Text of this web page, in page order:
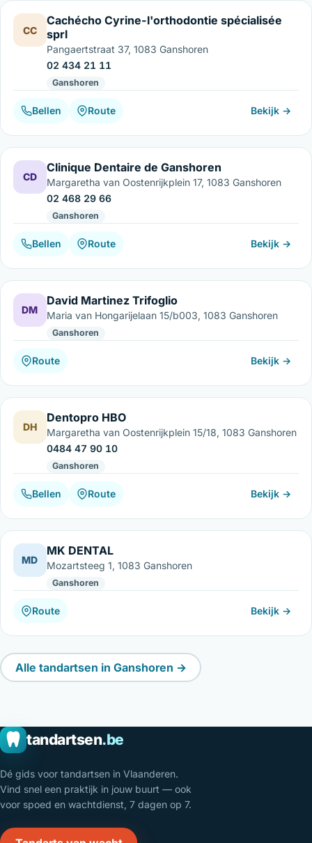
CC
Cachécho Cyrine-l'orthodontie spécialisée
sprl
Pangaertstraat 37, 1083 Ganshoren
02 434 21 11
Ganshoren
Bellen Route Bekijk →
CD
Clinique Dentaire de Ganshoren
Margaretha van Oostenrijkplein 17, 1083 Ganshoren
02 468 29 66
Ganshoren
Bellen Route Bekijk →
DM
David Martinez Trifoglio
Maria van Hongarijelaan 15/b003, 1083 Ganshoren
Ganshoren
Route Bekijk →
DH
Dentopro HBO
Margaretha van Oostenrijkplein 15/18, 1083 Ganshoren
0484 47 90 10
Ganshoren
Bellen Route Bekijk →
MD
MK DENTAL
Mozartsteeg 1, 1083 Ganshoren
Ganshoren
Route Bekijk →
Alle tandartsen in Ganshoren →
tandartsen.be
Dé gids voor tandartsen in Vlaanderen.
Vind snel een praktijk in jouw buurt — ook
voor spoed en wachtdienst, 7 dagen op 7.